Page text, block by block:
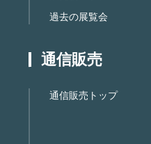
過去の展覧会
通信販売
通信販売トップ